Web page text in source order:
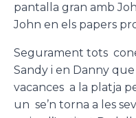
pantalla gran amb
John en els papers
Segurament tots
Sandy i en Danny
vacances a la platja
un se’n torna a les